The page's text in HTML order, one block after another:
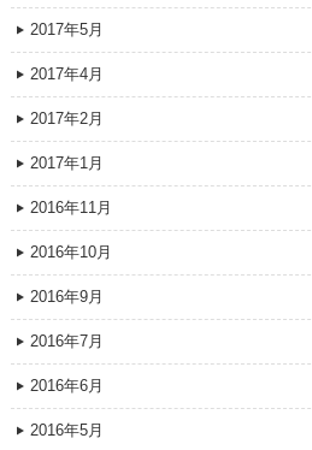
2017年5月
2017年4月
2017年2月
2017年1月
2016年11月
2016年10月
2016年9月
2016年7月
2016年6月
2016年5月